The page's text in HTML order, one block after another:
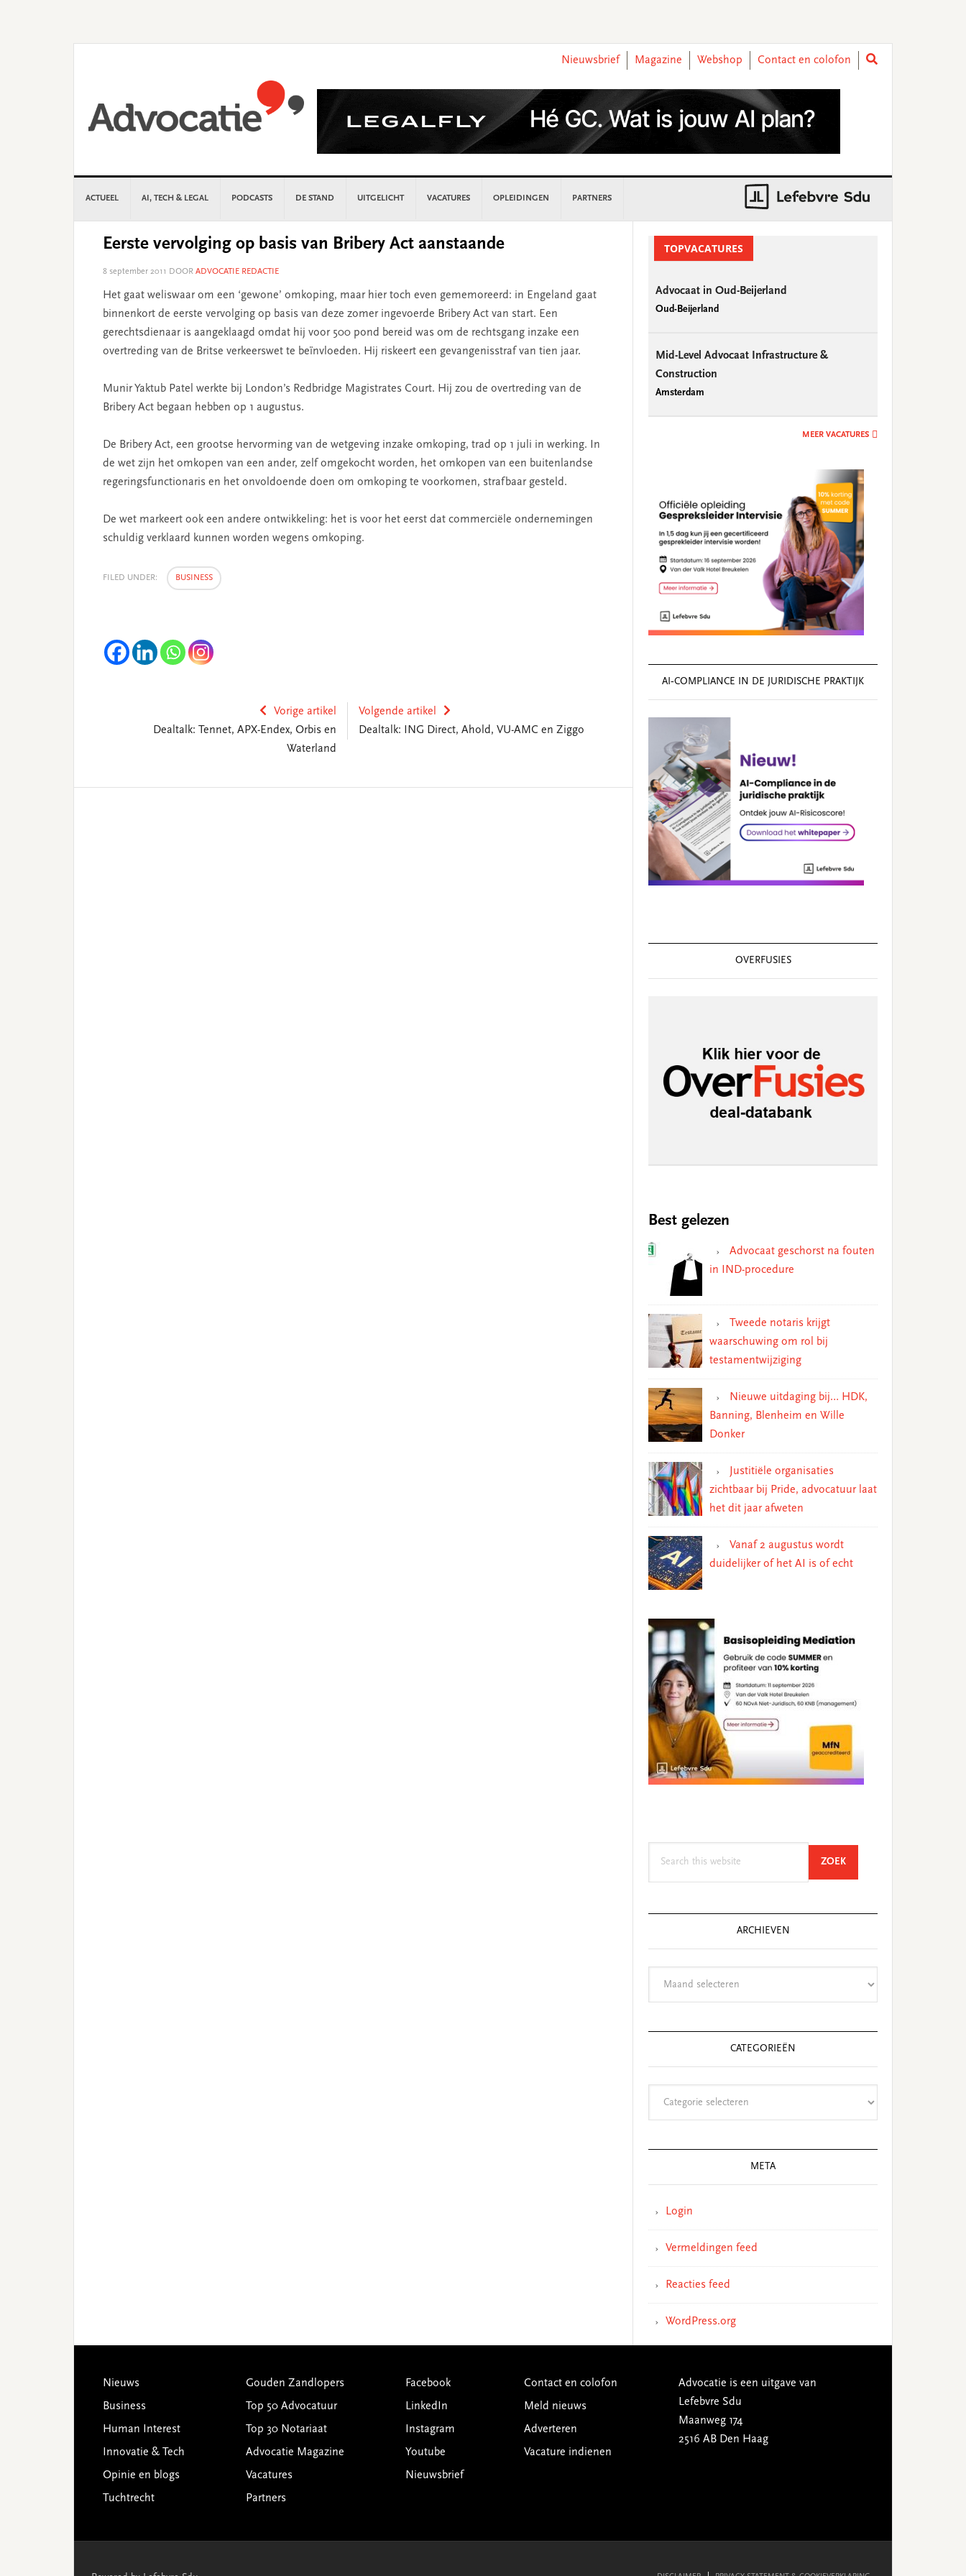
Nieuwsbrief
Magazine Webshop Contact en colofon
ACTUEEL AI, TECH & LEGAL PODCASTS DE STAND UITGELICHT VACATURES OPLEIDINGEN PARTNERS
Eerste vervolging op basis van Bribery Act aanstaande
8 september 2011 DOOR ADVOCATIE REDACTIE
Het gaat weliswaar om een ‘gewone’ omkoping, maar hier toch even gememoreerd: in Engeland gaat
binnenkort de eerste vervolging op basis van deze zomer ingevoerde Bribery Act van start. Een
gerechtsdienaar is aangeklaagd omdat hij voor 500 pond bereid was om de rechtsgang inzake een
overtreding van de Britse verkeerswet te beïnvloeden. Hij riskeert een gevangenisstraf van tien jaar.
Munir Yaktub Patel werkte bij London’s Redbridge Magistrates Court. Hij zou de overtreding van de
Bribery Act begaan hebben op 1 augustus.
De Bribery Act, een grootse hervorming van de wetgeving inzake omkoping, trad op 1 juli in werking. In
de wet zijn het omkopen van een ander, zelf omgekocht worden, het omkopen van een buitenlandse
regeringsfunctionaris en het onvoldoende doen om omkoping te voorkomen, strafbaar gesteld.
De wet markeert ook een andere ontwikkeling: het is voor het eerst dat commerciële ondernemingen
schuldig verklaard kunnen worden wegens omkoping.
FILED UNDER: BUSINESS
Vorige artikel
Dealtalk: Tennet, APX-Endex, Orbis en
Waterland
Volgende artikel
Dealtalk: ING Direct, Ahold, VU-AMC en Ziggo
SidebarTOPVACATURES
Advocaat in Oud-Beijerland
Oud-Beijerland
Mid-Level Advocaat Infrastructure &
Construction
Amsterdam
MEER VACATURES
AI‑COMPLIANCE IN DE JURIDISCHE PRAKTIJK
OVERFUSIES
Best gelezen
Advocaat geschorst na fouten
in IND-procedure
Tweede notaris krijgt
waarschuwing om rol bij
testamentwijziging
Nieuwe uitdaging bij… HDK,
Banning, Blenheim en Wille
Donker
Justitiële organisaties
zichtbaar bij Pride, advocatuur laat
het dit jaar afweten
Vanaf 2 augustus wordt
duidelijker of het AI is of echt
ZOEKSEARCH
ARCHIEVEN
CATEGORIEËN
META
Login
Vermeldingen feed
Reacties feed
WordPress.org
Footer
Nieuws
Business
Human Interest
Innovatie & Tech
Opinie en blogs
Tuchtrecht
Gouden Zandlopers
Top 50 Advocatuur
Top 30 Notariaat
Advocatie Magazine
Vacatures
Partners
Facebook
LinkedIn
Instagram
Youtube
Nieuwsbrief
Contact en colofon
Meld nieuws
Adverteren
Vacature indienen
Advocatie is een uitgave van
Lefebvre Sdu
Maanweg 174
2516 AB Den Haag